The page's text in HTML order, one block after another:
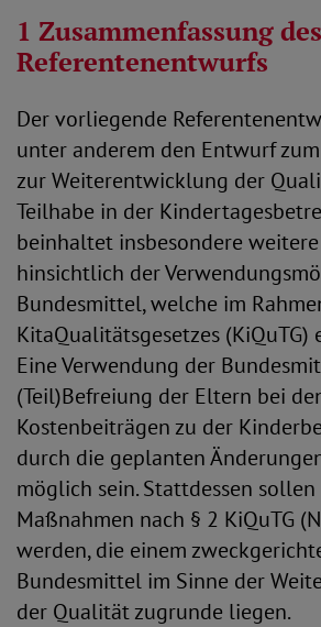
1 Zusammenfassung des
Referentenentwurfs
Der vorliegende
unter anderem den Entwurf
zur Weiterentwicklung der
Teilhabe in der
beinhaltet insbesondere
hinsichtlich der
Bundesmittel, welche im
KitaQualitätsgesetzes (KiQuTG)
Eine Verwendung der
(Teil)Befreiung der Eltern bei
Kostenbeiträgen zu der
durch die geplanten
möglich sein. Stattdessen
Maßnahmen nach § 2 KiQuTG
werden, die einem
Bundesmittel im Sinne der
der Qualität zugrunde liegen.